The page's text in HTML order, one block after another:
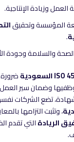
العمل وزيادة الإنتاجية.
المؤسسة وتحقيق
.
والسلامة وجودة
وضمان سير
تضع الشركات
، وتثبت التزامها
الريادةالتي تقدم